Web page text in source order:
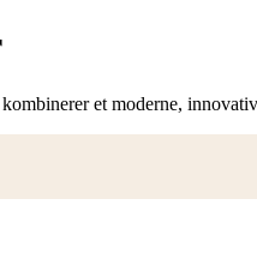
et moderne,